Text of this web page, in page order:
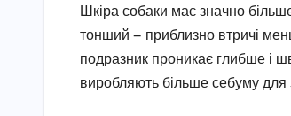
Шкіра собаки має значно
тонший — приблизно втричі
подразник проникає глибше і
виробляють більше себуму для